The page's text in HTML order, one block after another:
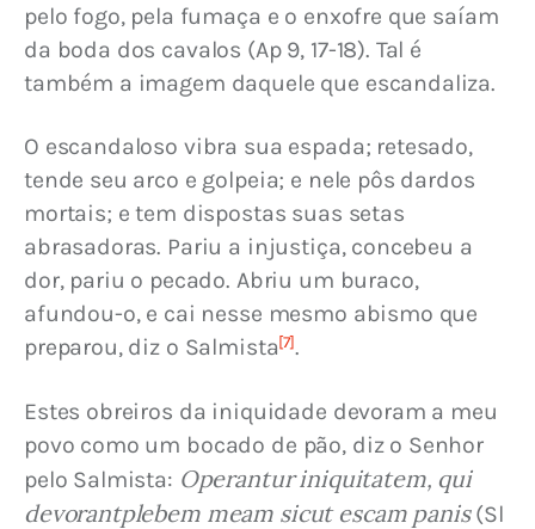
pelo fogo, pela fumaça e o enxofre que saíam
da boda dos cavalos (Ap 9, 17-18). Tal é
também a imagem daquele que escandaliza.
O escandaloso vibra sua espada; retesado,
tende seu arco e golpeia; e nele pôs dardos
mortais; e tem dispostas suas setas
abrasadoras. Pariu a injustiça, concebeu a
dor, pariu o pecado. Abriu um buraco,
afundou-o, e cai nesse mesmo abismo que
preparou, diz o Salmista[7].
Estes obreiros da iniquidade devoram a meu
povo como um bocado de pão, diz o Senhor
pelo Salmista: Operantur iniquitatem, qui
devorantplebem meam sicut escam panis (Sl